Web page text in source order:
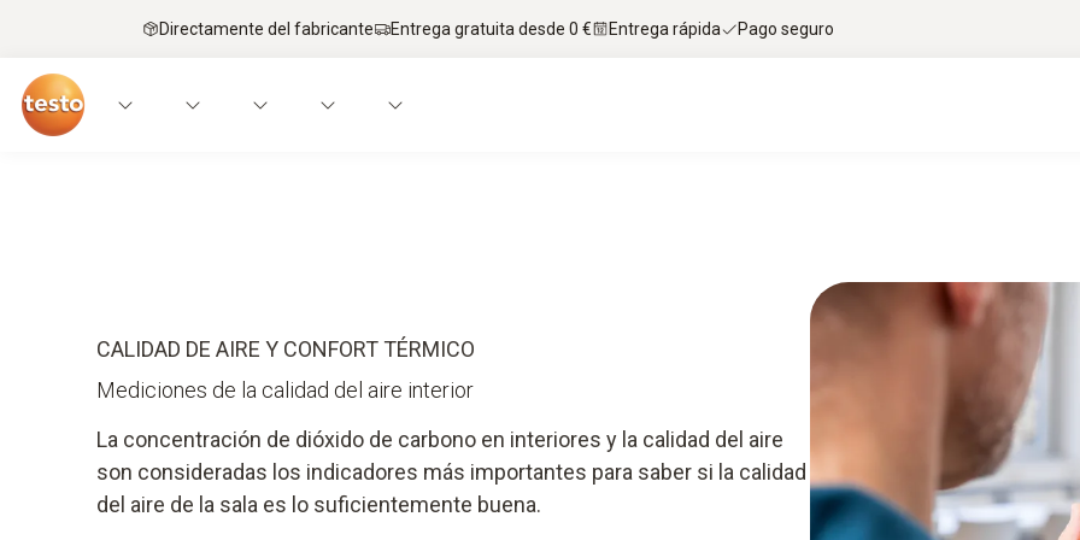
Directamente del fabricante Entrega gratuita desde 0 € Entrega rápida Pago seguro
Aplicaciones
CALIDAD DE AIRE Y CONFORT TÉRMICO
Mediciones de la calidad del aire interior
La concentración de dióxido de carbono en interiores y la calidad del aire
son consideradas los indicadores más importantes para saber si la calidad
del aire de la sala es lo suficientemente buena.